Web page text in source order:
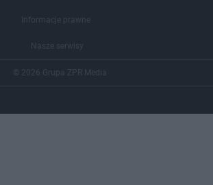
Informacje prawne
Nasze serwisy
© 2026 Grupa ZPR Media